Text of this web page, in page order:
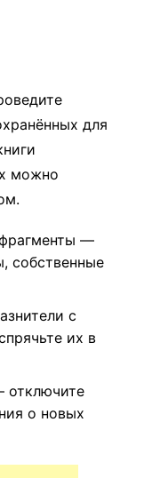
для
можно
—
собственные
с
их в
отключите
о новых